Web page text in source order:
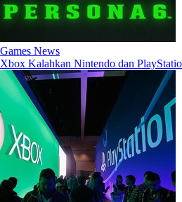
Games News
Xbox Kalahkan Nintendo dan